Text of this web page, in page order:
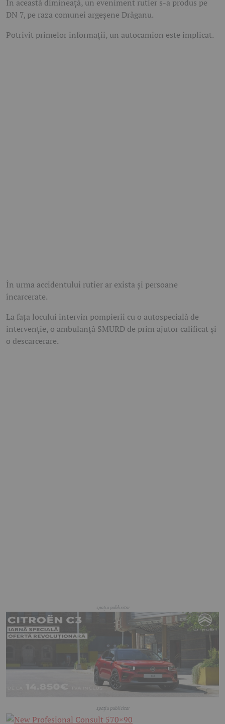
În această dimineață, un eveniment rutier s-a produs pe
DN 7, pe raza comunei argeșene Drăganu.
Potrivit primelor informații, un autocamion este implicat.
În urma accidentului rutier ar exista și persoane
încarcerate.
La fața locului intervin pompierii cu o autospecială de
intervenție, o ambulanță SMURD de prim ajutor calificat și
o descarcerare.